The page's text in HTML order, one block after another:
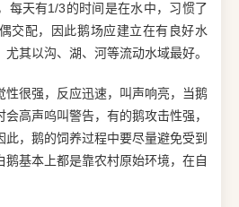
每天有1/3的时间是在水中，习惯了
交配，因此鹅场应建立在有良好水
其以沟、湖、河等流动水域最好。
性很强，反应迅速，叫声响亮，当鹅
高声呜叫警告，有的鹅攻击性强，
，鹅的饲养过程中要尽量避免受到
鹅基本上都是靠农村原始环境，在自